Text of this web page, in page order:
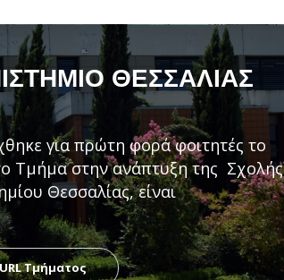
ΘΕΣΣΑΛΊΑΣ
για πρώτη φορά φοιτητές το
Τμήμα στην ανάπτυξη της Σχολής
Θεσσαλίας, είναι
URL Τμήματος